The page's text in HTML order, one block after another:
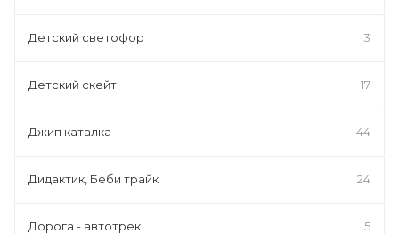
Детский светофор 3
Детский скейт 17
Джип каталка 44
Дидактик, Беби трайк 24
Дорога - автотрек 5